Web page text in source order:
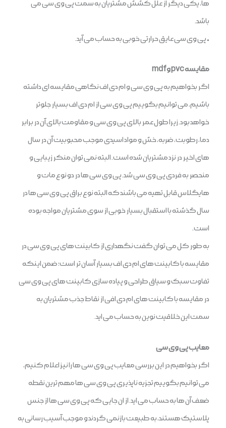
ها، یکی دیگر از علل کشش مشتریان به سمت پی وی سی می
باشد.
• پی وی سی عایق حرارتی خوبی به حساب می آید.
مقایسه pvc و mdf
اگر بخواهیم به پی وی سی و ام دی اف نگاهی مقایسه ای داشته
باشیم، می توانیم بگوییم پی وی سی از ام دی اف بسیار جلوتر
خواهد بود. زیرا طول عمر بالای پی وی سی و مقاومت بالای آن در برابر
دما، رطوبت، ضربه، خش و مواد اسیدی موجب محبوبیت آن در سال
های اخیر در نزد مشتریان شده است. البته نمی توان منکر زیبایی و
منحصر به فردی پی وی سی شد. پی وی سی ها در دو نوع مات و
هایگلاس قابل تهیه می باشند که البته نوع براق پی وی سی ها در
سال گذشته با استقبال بسیار خوبی از سوی مشتریان مواجه بوده
است.
به طور کل می توان گفت نگهداری از کابینت های پی وی سی در
مقایسه با کابینت های ام دی اف بسیار آسان تر است؛ ضمن اینکه
تفاوت سبک و سیاق طراحی و پیاده سازی کابینت های پی وی سی
در مقایسه با کابینت های ام دی افی از نقاط جذب مشتریان به
سمت این خلاقیت نوین به حساب می اید.
معایب پی وی سی
اگر بخواهیم در این بررسی معایب پی وی سی ها را نیز اعلام کنیم،
می توانیم بگوییم تجزیه ناپذیری پی وی سی ها مهم ترین نقطه
ضعف آن ها به حساب می اید. از ان جایی که پی وی سی ها از جنس
پلاستیک هستند، به طبیعت بازنمی گردند و موجب آسیب رسانی به